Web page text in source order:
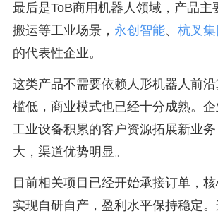
最后是ToB商用机器人领域，产品主
搬运等工业场景， 永创智能、 杭叉集
的代表性企业。
这类产品不需要依赖人形机器人前
槛低，商业模式也已经十分成熟。
工业设备积累的客户资源拓展新业
大，渠道优势明显。
目前相关项目已经开始承接订单，
实现自研自产，盈利水平保持稳定